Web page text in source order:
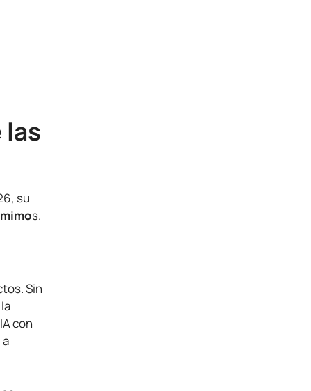
su
s.
Sin
con